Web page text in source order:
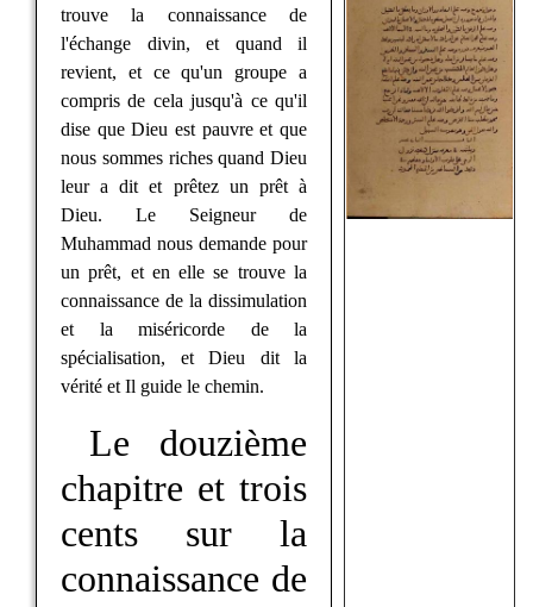
trouve la connaissance de
l'échange divin, et quand il
revient, et ce qu'un groupe a
compris de cela jusqu'à ce qu'il
dise que Dieu est pauvre et que
nous sommes riches quand Dieu
leur a dit et prêtez un prêt à
Dieu. Le Seigneur de
Muhammad nous demande pour
un prêt, et en elle se trouve la
connaissance de la dissimulation
et la miséricorde de la
spécialisation, et Dieu dit la
vérité et Il guide le chemin.
Le douzième
chapitre et trois
cents sur la
connaissance de